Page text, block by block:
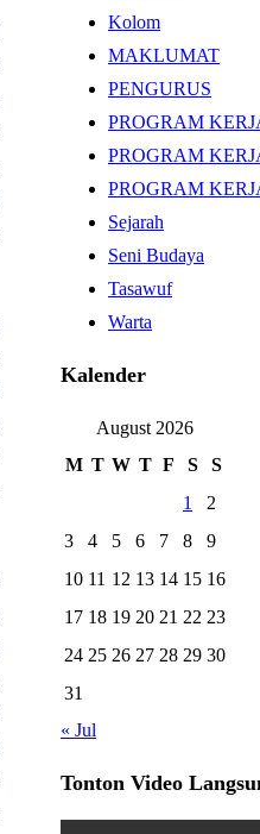
Kolom
MAKLUMAT
PENGURUS
PROGRAM
PROGRAM
PROGRAM
Sejarah
Seni Budaya
Tasawuf
Warta
Kalender
August 2026
M T W T F S
S
1
2
3
4 5 6 7 8
9
10 11 12 13 14 15 16
17 18 19 20 21 22 23
24 25 26 27 28 29 30
31
« Jul
Tonton Video